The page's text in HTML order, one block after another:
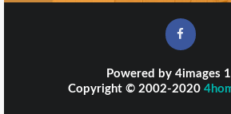
Powered by 4images
Copyright © 2002-2020